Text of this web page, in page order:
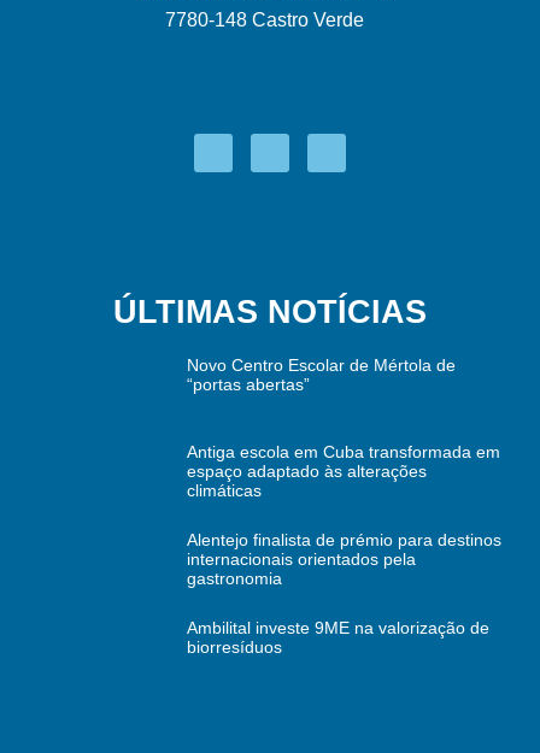
7780-148 Castro Verde
ÚLTIMAS NOTÍCIAS
Novo Centro Escolar de Mértola de
“portas abertas”
Antiga escola em Cuba transformada em
espaço adaptado às alterações
climáticas
Alentejo finalista de prémio para destinos
internacionais orientados pela
gastronomia
Ambilital investe 9ME na valorização de
biorresíduos